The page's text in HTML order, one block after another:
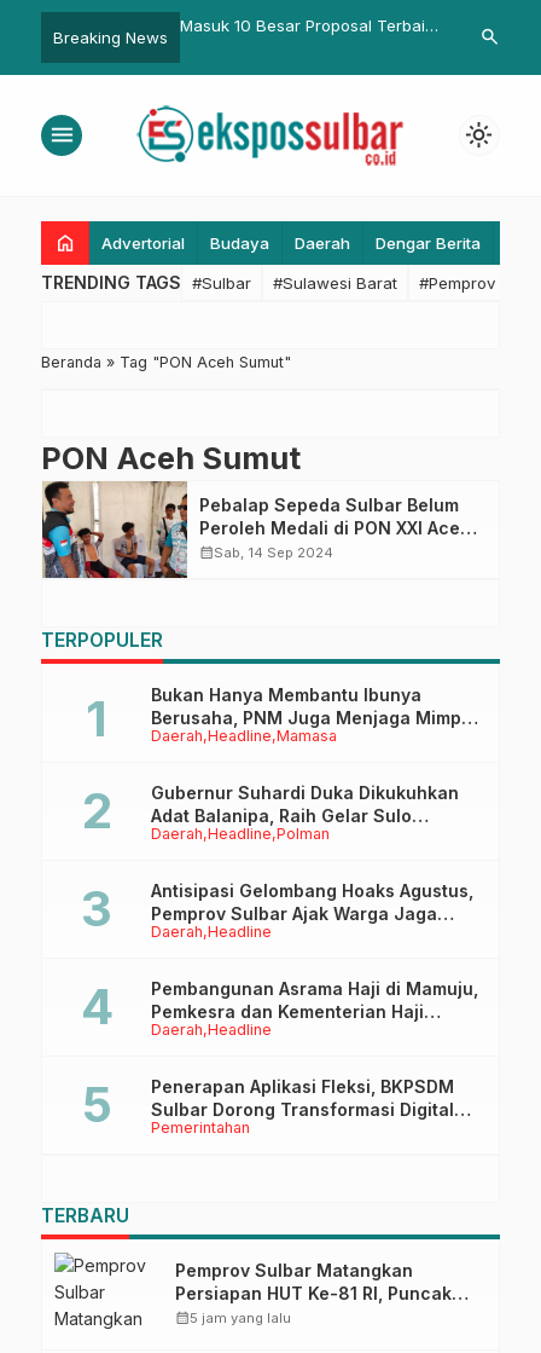
Breaking News
Strategi 100 Hari
Optimalkan
Kesejahteraan
Masuk 10 Besar Proposal Terbaik,
Narasumber CoP Kementerian
Perkuat
Mamuju
search
menu light_mode
home Advertorial Budaya Daerah Dengar Berita
TRENDING TAGS #Sulbar #Sulawesi Barat #Pemprov
Beranda » Tag "PON Aceh Sumut"
PON Aceh Sumut
Pebalap Sepeda Sulbar Belum
Peroleh Medali di PON XXI Aceh-
Sumut, KONI Tetap Beri Apresiasi
calendar_monthSab, 14 Sep 2024
TERPOPULER
Daerah Headline Mamasa
Bukan Hanya Membantu Ibunya
Berusaha, PNM Juga Menjaga Mimpi
Anaknya Untuk Menggapai Cita-Cita
Daerah Headline Polman
Gubernur Suhardi Duka Dikukuhkan
Adat Balanipa, Raih Gelar Sulo
Tappidena
Daerah Headline
Antisipasi Gelombang Hoaks Agustus,
Pemprov Sulbar Ajak Warga Jaga
Ruang Digital
Daerah Headline
Pembangunan Asrama Haji di Mamuju,
Pemkesra dan Kementerian Haji
Sulbar Tinjau Lokasi
Pemerintahan
Penerapan Aplikasi Fleksi, BKPSDM
Sulbar Dorong Transformasi Digital
Sistem Kehadiran ASN
TERBARU
Pemprov Sulbar Matangkan
Persiapan HUT Ke-81 RI, Puncak
Upacara di Lapangan Ahmad
calendar_month5 jam yang lalu